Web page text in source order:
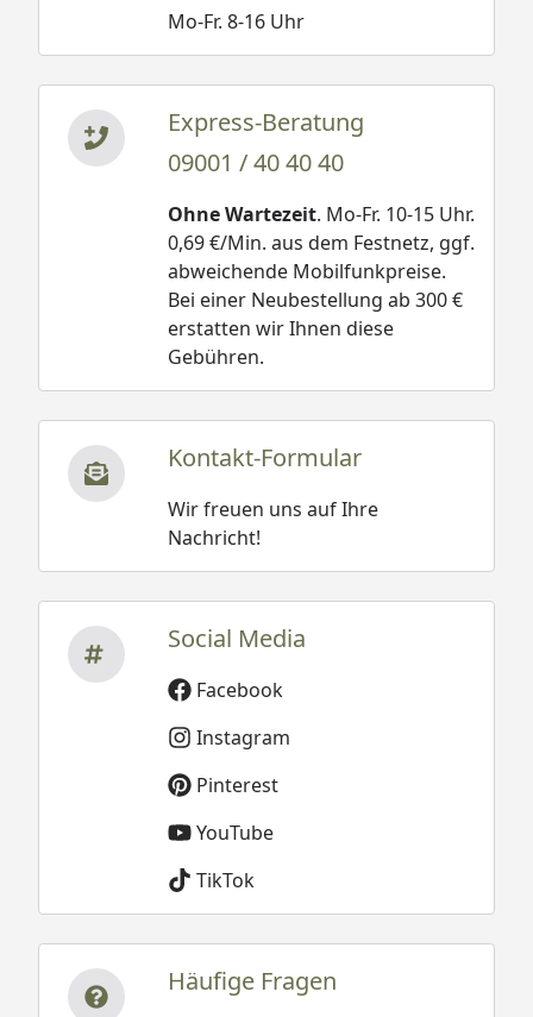
Mo-Fr. 8-16 Uhr
Express-Beratung
09001 / 40 40 40
Ohne Wartezeit. Mo-Fr. 10-15 Uhr.
0,69 €/Min. aus dem Festnetz, ggf.
abweichende Mobilfunkpreise.
Bei einer Neubestellung ab 300 €
erstatten wir Ihnen diese
Gebühren.
Kontakt-Formular
Wir freuen uns auf Ihre
Nachricht!
Social Media
Facebook
Instagram
Pinterest
YouTube
TikTok
Häufige Fragen